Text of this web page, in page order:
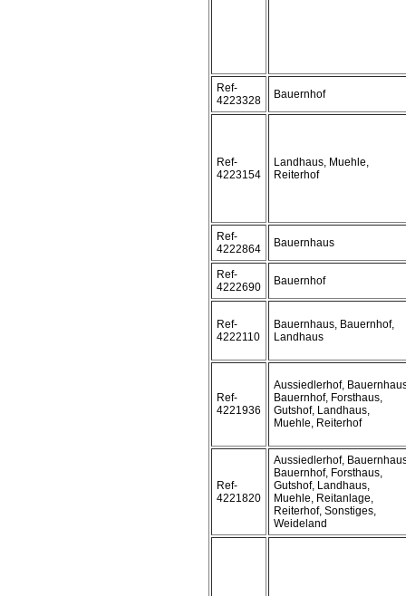
Ref-
4223328
Bauernhof
Ref-
4223154
Landhaus, Muehle,
Reiterhof
Ref-
4222864
Bauernhaus
Ref-
4222690
Bauernhof
Ref-
4222110
Bauernhaus, Bauernhof,
Landhaus
Ref-
4221936
Aussiedlerhof,
Bauernhof, Forsthaus,
Gutshof, Landhaus,
Muehle, Reiterhof
Ref-
4221820
Aussiedlerhof,
Bauernhof, Forsthaus,
Gutshof, Landhaus,
Muehle, Reitanlage,
Reiterhof, Sonstiges,
Weideland